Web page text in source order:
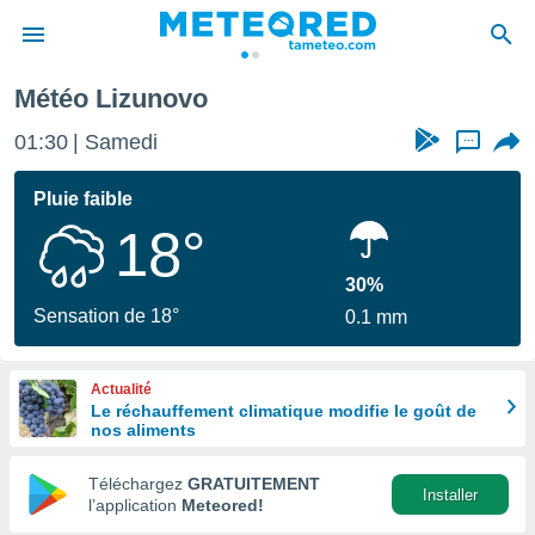
de
par
en
Météo Lizunovo
01:30 Samedi ...
Pluie faible
18°
Sensation de 18°
30%
0.1 mm
Actualité
Le réchauffement climatique modifie le goût de
nos aliments
Téléchargez GRATUITEMENT
l’application Meteored!
Installer